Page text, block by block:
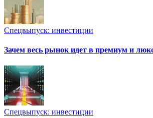
Спецвыпуск: инвестиции
Зачем весь рынок идет в премиум и
Спецвыпуск: инвестиции